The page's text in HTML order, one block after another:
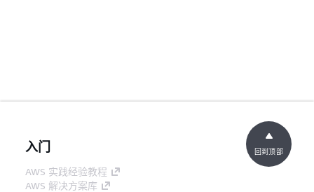
入门
AWS 实践经验教程
AWS 解决方案库
回到顶部